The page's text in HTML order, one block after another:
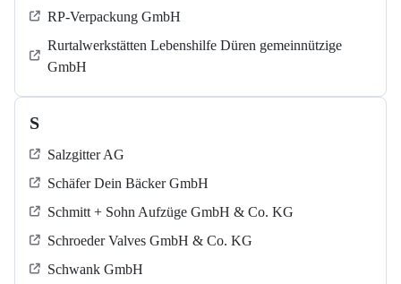
RP-Verpackung GmbH
Rurtalwerkstätten Lebenshilfe Düren gemeinnützige
GmbH
S
Salzgitter AG
Schäfer Dein Bäcker GmbH
Schmitt + Sohn Aufzüge GmbH & Co. KG
Schroeder Valves GmbH & Co. KG
Schwank GmbH